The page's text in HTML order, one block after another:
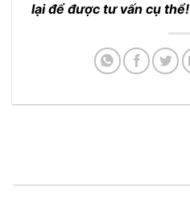
lại để được tư vấn cụ thể!